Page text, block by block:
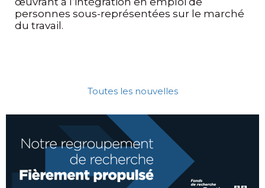
personnes sous-représentées sur le marché
du travail.
Toutes les nouvelles